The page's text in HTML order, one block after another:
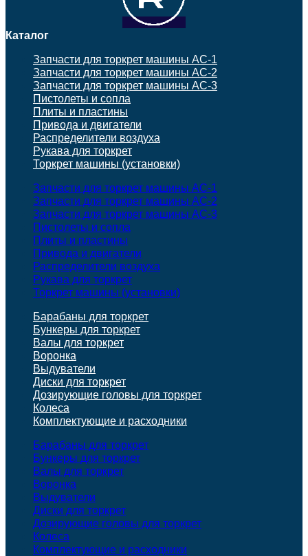
Каталог
Запчасти для торкрет машины АС-1
Запчасти для торкрет машины АС-2
Запчасти для торкрет машины АС-3
Пистолеты и сопла
Плиты и пластины
Привода и двигатели
Распределители воздуха
Рукава для торкрет
Торкрет машины (установки)
Запчасти для торкрет машины АС-1
Запчасти для торкрет машины АС-2
Запчасти для торкрет машины АС-3
Пистолеты и сопла
Плиты и пластины
Привода и двигатели
Распределители воздуха
Рукава для торкрет
Торкрет машины (установки)
Барабаны для торкрет
Бункеры для торкрет
Валы для торкрет
Воронка
Выдуватели
Диски для торкрет
Дозирующие головы для торкрет
Колеса
Комплектующие и расходники
Барабаны для торкрет
Бункеры для торкрет
Валы для торкрет
Воронка
Выдуватели
Диски для торкрет
Дозирующие головы для торкрет
Колеса
Комплектующие и расходники